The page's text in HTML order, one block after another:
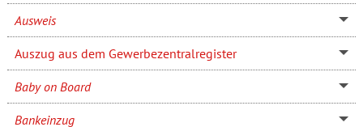
Ausweis
Auszug aus dem Gewerbezentralregister
Baby on Board
Bankeinzug